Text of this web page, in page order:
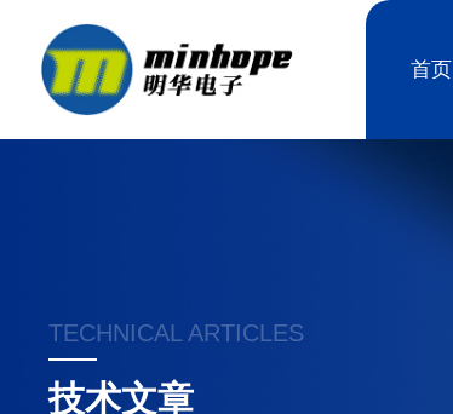
首页
TECHNICAL ARTICLES
技术文章